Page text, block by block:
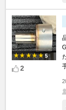
5
2